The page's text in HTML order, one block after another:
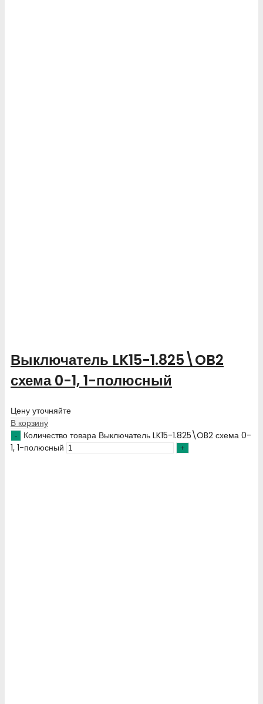
Выключатель LK15-1.825\OB2
схема 0-1, 1-полюсный
Цену уточняйте
В корзину
Количество товара Выключатель LK15-1.825\OB2 схема 0-
1, 1-полюсный